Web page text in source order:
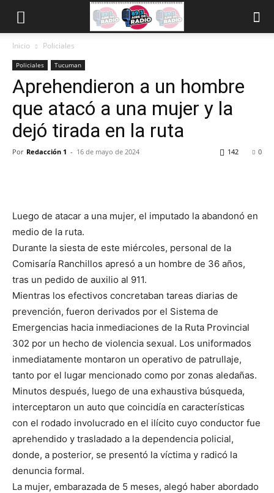
Inicio Policiales
Policiales Tucuman
Aprehendieron a un hombre
que atacó a una mujer y la
dejó tirada en la ruta
Por Redacción 1 - 16 de mayo de 2024 0
142
Luego de atacar a una mujer, el imputado la abandonó en
medio de la ruta.
Durante la siesta de este miércoles, personal de la
Comisaría Ranchillos apresó a un hombre de 36 años,
tras un pedido de auxilio al 911.
Mientras los efectivos concretaban tareas diarias de
prevención, fueron derivados por el Sistema de
Emergencias hacia inmediaciones de la Ruta Provincial
302 por un hecho de violencia sexual. Los uniformados
inmediatamente montaron un operativo de patrullaje,
tanto por el lugar mencionado como por zonas aledañas.
Minutos después, luego de una exhaustiva búsqueda,
interceptaron un auto que coincidía en características
con el rodado involucrado en el ilícito cuyo conductor fue
aprehendido y trasladado a la dependencia policial,
donde, a posterior, se presentó la víctima y radicó la
denuncia formal.
La mujer, embarazada de 5 meses, alegó haber abordado